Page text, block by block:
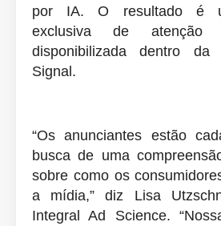
por IA. O resultado é
exclusiva de atenção
disponibilizada dentro da
Signal.
“Os anunciantes estão
busca de uma
sobre como os
a mídia,” diz Lisa
Integral Ad Science.